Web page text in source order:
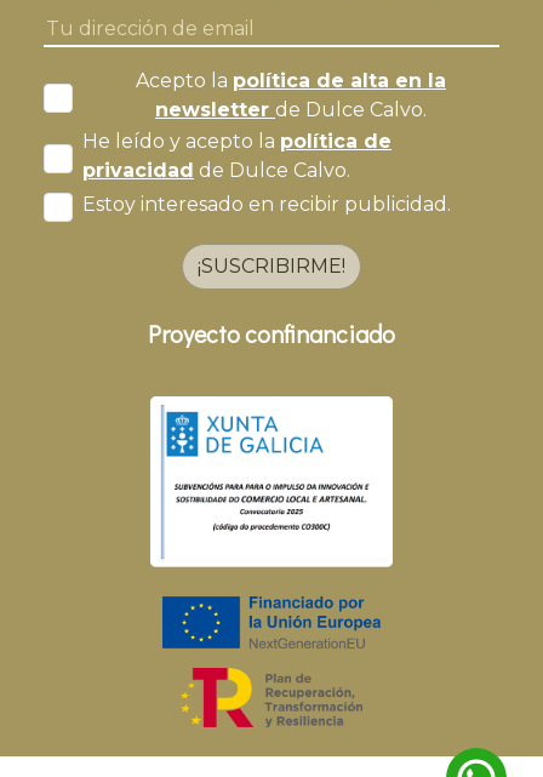
Acepto la política de alta en la
newsletter de Dulce Calvo.
He leído y acepto la política de
privacidad de Dulce Calvo.
Estoy interesado en recibir publicidad.
¡SUSCRIBIRME!
Proyecto confinanciado